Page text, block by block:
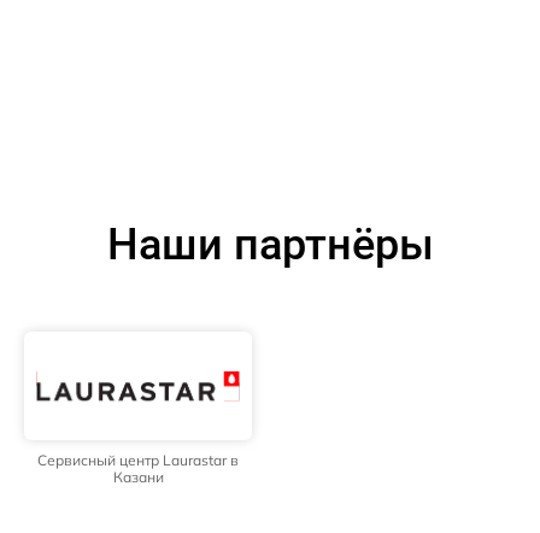
Наши партнёры
Сервисный центр Laurastar в
Казани